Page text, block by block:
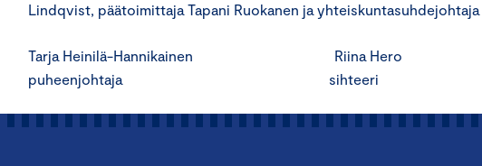
Lindqvist, päätoimittaja Tapani Ruokanen ja
Tarja Heinilä-Hannikainen Riina Hero
puheenjohtaja sihteeri